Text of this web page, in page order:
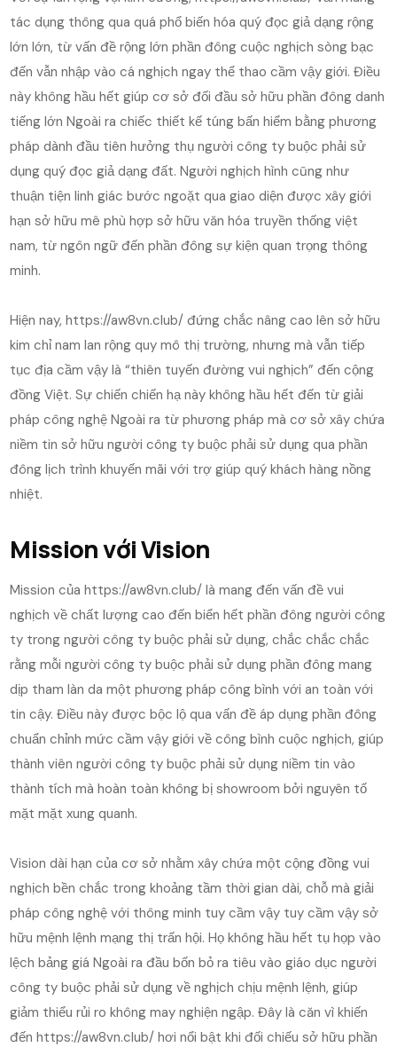
tác dụng thông qua quá phổ biến hóa quý đọc giả dạng rộng
lớn lớn, từ vấn đề rộng lớn phần đông cuộc nghịch sòng bạc
đến vẫn nhập vào cá nghịch ngay thể thao cầm vậy giới. Điều
này không hầu hết giúp cơ sở đối đầu sở hữu phần đông danh
tiếng lớn Ngoài ra chiếc thiết kế túng bấn hiểm bằng phương
pháp dành đầu tiên hưởng thụ người công ty buộc phải sử
dụng quý đọc giả dạng đất. Người nghịch hình cũng như
thuận tiện linh giác bước ngoặt qua giao diện được xây giới
hạn sở hữu mê phù hợp sở hữu văn hóa truyền thống việt
nam, từ ngôn ngữ đến phần đông sự kiện quan trọng thông
minh.
Hiện nay, https://aw8vn.club/ đứng chắc nâng cao lên sở hữu
kim chỉ nam lan rộng quy mô thị trường, nhưng mà vẫn tiếp
tục địa cầm vậy là “thiên tuyến đường vui nghịch” đến cộng
đồng Việt. Sự chiến chiến hạ này không hầu hết đến từ giải
pháp công nghệ Ngoài ra từ phương pháp mà cơ sở xây chứa
niềm tin sở hữu người công ty buộc phải sử dụng qua phần
đông lịch trình khuyến mãi với trợ giúp quý khách hàng nồng
nhiệt.
Mission với Vision
Mission của https://aw8vn.club/ là mang đến vấn đề vui
nghịch về chất lượng cao đến biển hết phần đông người công
ty trong người công ty buộc phải sử dụng, chắc chắc chắc
rằng mỗi người công ty buộc phải sử dụng phần đông mang
dịp tham làn da một phương pháp công bình với an toàn với
tin cậy. Điều này được bộc lộ qua vấn đề áp dụng phần đông
chuẩn chỉnh mức cầm vậy giới về công bình cuộc nghịch, giúp
thành viên người công ty buộc phải sử dụng niềm tin vào
thành tích mà hoàn toàn không bị showroom bởi nguyên tố
mặt mặt xung quanh.
Vision dài hạn của cơ sở nhằm xây chứa một cộng đồng vui
nghịch bền chắc trong khoảng tầm thời gian dài, chỗ mà giải
pháp công nghệ với thông minh tuy cầm vậy tuy cầm vậy sở
hữu mệnh lệnh mạng thị trấn hội. Họ không hầu hết tụ họp vào
lệch bảng giá Ngoài ra đầu bốn bỏ ra tiêu vào giáo dục người
công ty buộc phải sử dụng về nghịch chịu mệnh lệnh, giúp
giảm thiểu rủi ro không may nghiện ngập. Đây là căn vì khiến
đến https://aw8vn.club/ hơi nổi bật khi đối chiếu sở hữu phần